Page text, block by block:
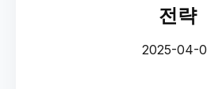
전략
2025-04-